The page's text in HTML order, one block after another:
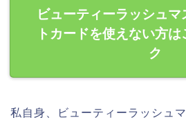
ビューティーラッシュマ
トカードを使えない方
ク
私自身、ビューティーラッシュ